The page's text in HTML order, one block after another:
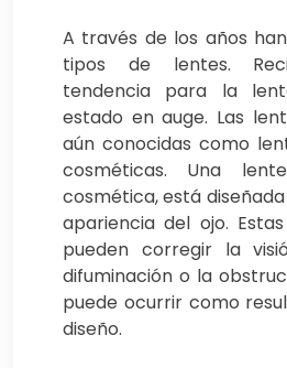
A través de los años
tipos de lentes.
tendencia para la
estado en auge. Las
aún conocidas como
cosméticas. Una
cosmética, está
apariencia del ojo.
pueden corregir la
difuminación o la
puede ocurrir como
diseño.